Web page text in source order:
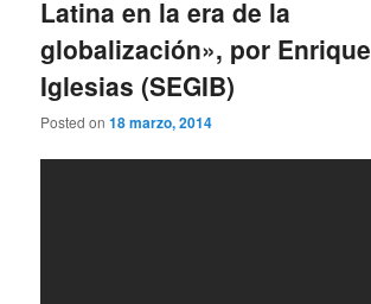
Latina en la era de la
globalización», por Enrique
Iglesias (SEGIB)
Posted on18 marzo, 2014